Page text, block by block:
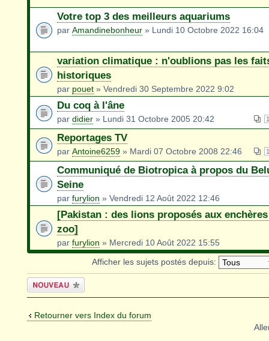
Votre top 3 des meilleurs aquariums
par Amandinebonheur » Lundi 10 Octobre 2022 16:04
variation climatique : n'oublions pas les
historiques
par pouet » Vendredi 30 Septembre 2022 9:02
Du coq à l'âne
1
par didier » Lundi 31 Octobre 2005 20:42
Reportages TV
1
par Antoine6259 » Mardi 07 Octobre 2008 22:46
Communiqué de Biotropica à propos du
Seine
par furylion » Vendredi 12 Août 2022 12:46
[Pakistan : des lions proposés aux
zoo]
par furylion » Mercredi 10 Août 2022 15:55
Afficher les sujets postés depuis:
Écrire un
nouveau sujet
Retourner vers Index du forum